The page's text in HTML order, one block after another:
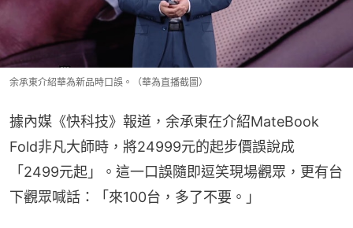
余承東介紹華為新品時口誤。（華為直播截圖）
據內媒《快科技》報道，余承東在介紹MateBook
Fold非凡大師時，將24999元的起步價誤說成
「2499元起」。這一口誤隨即逗笑現場觀眾，更有台
下觀眾喊話：「來100台，多了不要。」